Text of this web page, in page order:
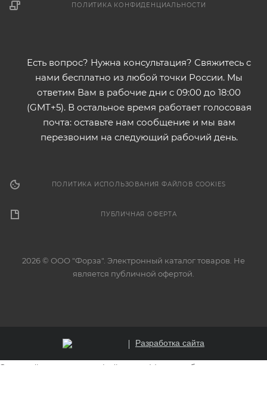
ПОЛИТИКА КОНФИДЕНЦИАЛЬНОСТИ
Есть вопрос? Нужна консультация? Свяжитесь с
нами бесплатно из любой точки России. Мы
ответим Вам в рабочие дни с 09:00 до 18:00
(GMT+5). В остальное время работает голосовая
почта: оставьте нам сообщение и мы вам
перезвоним на следующий рабочий день.
ПОЛИТИКА ИСПОЛЬЗОВАНИЯ ФАЙЛОВ COOKIES
ПУБЛИЧНАЯ ОФЕРТА
2026 © ООО "Форза". Электронный каталог товаров. Не
является публичной офертой.
Разработка сайта
Этот сайт использует файлы cookie для обеспечения